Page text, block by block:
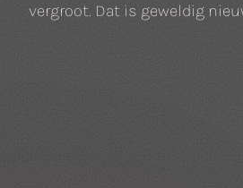
vergroot. Dat is geweldig